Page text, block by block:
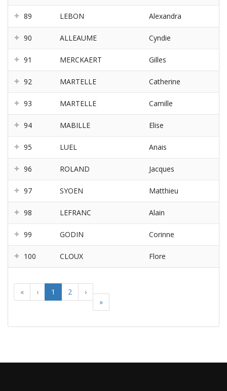
« ‹ 1 2
›
»
89 LEBON Alexandra
90 ALLEAUME Cyndie
91 MERCKAERT Gilles
92 MARTELLE Catherine
93 MARTELLE Camille
94 MABILLE Elise
95 LUEL Anais
96 ROLAND Jacques
97 SYOEN Matthieu
98 LEFRANC Alain
99 GODIN Corinne
100 CLOUX Flore